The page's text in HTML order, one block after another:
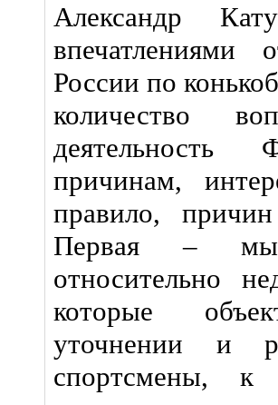
Александр
впечатлениями
России по
количество
причинам,
правило,
Первая – мы
относительно
которые
уточнении и
спортсмены, к